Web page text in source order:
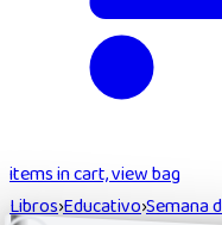
items in cart, view bag
Libros›Educativo›Semana